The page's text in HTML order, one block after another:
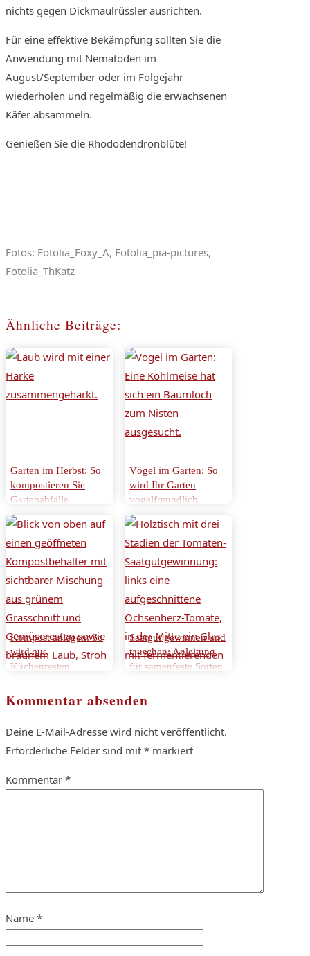
nichts gegen Dickmaulrüssler ausrichten.
Für eine effektive Bekämpfung sollten Sie die
Anwendung mit Nematoden im
August/September oder im Folgejahr
wiederholen und regelmäßig die erwachsenen
Käfer absammeln.
Genießen Sie die Rhododendronblüte!
Fotos: Fotolia_Foxy_A, Fotolia_pia-pictures,
Fotolia_ThKatz
Ähnliche Beiträge:
Garten im Herbst: So
kompostieren Sie
Gartenabfälle
Vögel im Garten: So
wird Ihr Garten
vogelfreundlich
Kompost anlegen: So
wird aus
Küchenresten
den Garten
Saatgut gewinnen und
tauschen: Anleitung
für samenfeste Sorten
Kommentar absenden
Deine E-Mail-Adresse wird nicht veröffentlicht.
Erforderliche Felder sind mit * markiert
Kommentar *
Name *